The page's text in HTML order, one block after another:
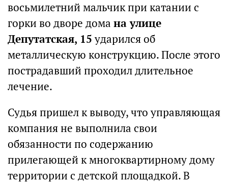
восьмилетний мальчик при катании с
горки во дворе дома на улице
Депутатская, 15ударился об
металлическую конструкцию. После этого
пострадавший проходил длительное
лечение.
Судья пришел к выводу, что управляющая
компания не выполнила свои
обязанности по содержанию
прилегающей к многоквартирному дому
территории с детской площадкой. В